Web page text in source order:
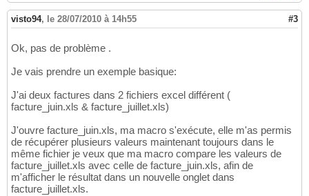
visto94, le 28/07/2010 à 14h55 #3
Ok, pas de problème .
Je vais prendre un exemple basique:
J'ai deux factures dans 2 fichiers excel différent (
facture_juin.xls & facture_juillet.xls)
J'ouvre facture_juin.xls, ma macro s'exécute, elle m'as permis
de récupérer plusieurs valeurs maintenant toujours dans le
même fichier je veux que ma macro compare les valeurs de
facture_juillet.xls avec celle de facture_juin.xls, afin de
m'afficher le résultat dans un nouvelle onglet dans
facture_juillet.xls.